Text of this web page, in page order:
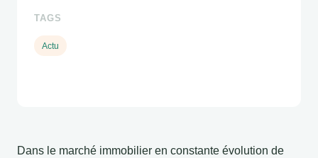
Dans le marché immobilier en constante évolution de
TAGS
Actu